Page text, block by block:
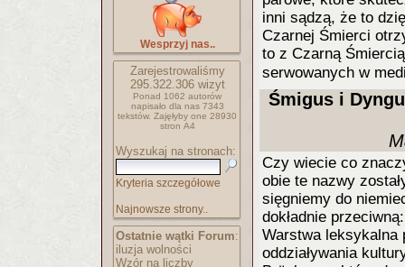
Wesprzyj nas..
Zarejestrowaliśmy
295.322.306wizyt
Ponad 1062 autorów
napisało dla nas 7343
tekstów. Zajęłyby one 28930
stron A4
Wyszukaj na stronach:
Kryteria szczegółowe
Najnowsze strony..
Ostatnie wątki Forum:
iluzja wolności
Wzór na liczby
inni sądzą, że to
Czarnej Śmierci
to z Czarną
serwowanych w
Śmigus i
Czy wiecie co
obie te nazwy
sięgniemy do
dokładnie
Warstwa leksykalna
oddziaływania